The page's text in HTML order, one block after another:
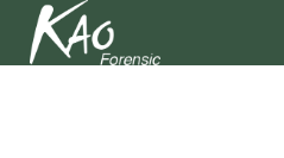
Skip